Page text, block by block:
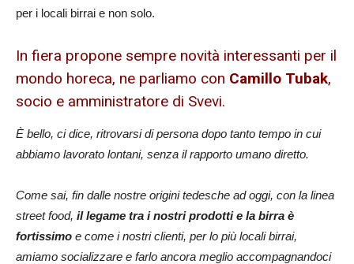
per i locali birrai e non solo.
In fiera propone sempre novità interessanti per il
mondo horeca, ne parliamo con Camillo Tubak,
socio e amministratore di Svevi.
È bello, ci dice, ritrovarsi di persona dopo tanto tempo in cui
abbiamo lavorato lontani, senza il rapporto umano diretto.
Come sai, fin dalle nostre origini tedesche ad oggi, con la linea
street food, il legame tra i nostri prodotti e la birra è
fortissimo e come i nostri clienti, per lo più locali birrai,
amiamo socializzare e farlo ancora meglio accompagnandoci